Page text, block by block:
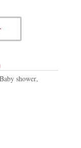
Baby shower,